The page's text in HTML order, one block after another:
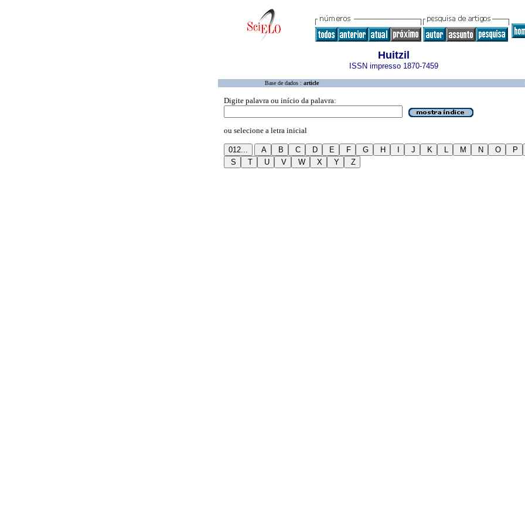
Huitzil
ISSN impresso 1870-7459
Base de dados : article
Digite palavra ou início da palavra:
ou selecione a letra inicial